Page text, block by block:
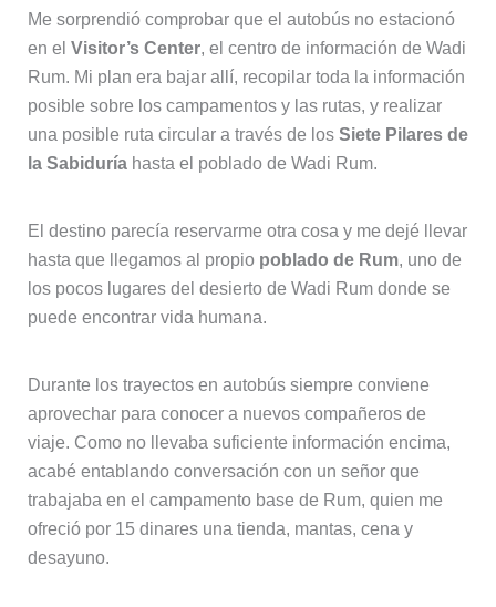
Me sorprendió comprobar que el autobús no estacionó
en el Visitor’s Center, el centro de información de Wadi
Rum. Mi plan era bajar allí, recopilar toda la información
posible sobre los campamentos y las rutas, y realizar
una posible ruta circular a través de los Siete Pilares de
la Sabiduríahasta el poblado de Wadi Rum.
El destino parecía reservarme otra cosa y me dejé llevar
hasta que llegamos al propio poblado de Rum, uno de
los pocos lugares del desierto de Wadi Rum donde se
puede encontrar vida humana.
Durante los trayectos en autobús siempre conviene
aprovechar para conocer a nuevos compañeros de
viaje. Como no llevaba suficiente información encima,
acabé entablando conversación con un señor que
trabajaba en el campamento base de Rum, quien me
ofreció por 15 dinares una tienda, mantas, cena y
desayuno.